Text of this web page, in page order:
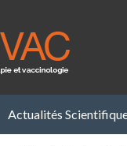
Actualités